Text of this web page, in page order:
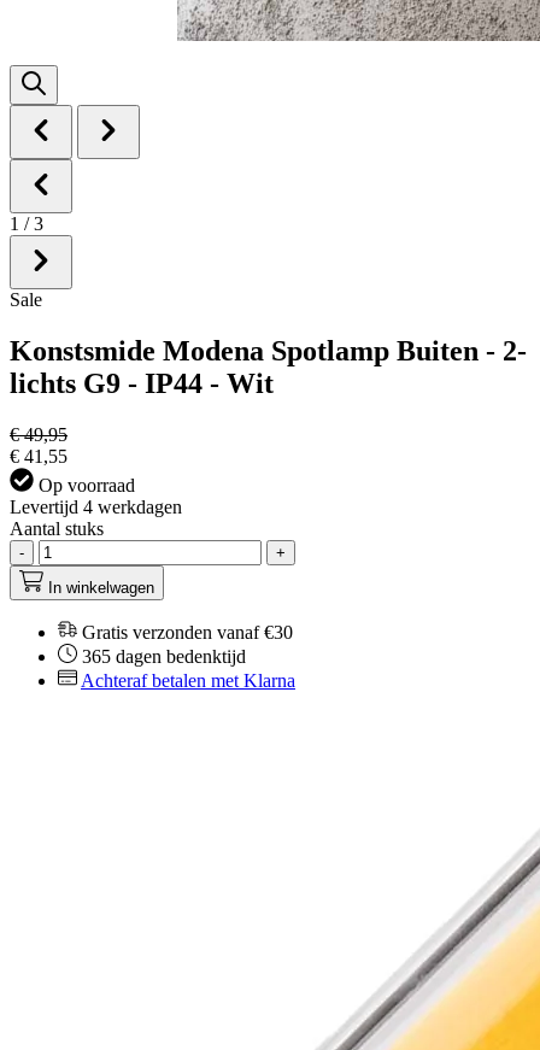
1 / 3
Sale
Konstsmide Modena Spotlamp Buiten - 2-
lichts G9 - IP44 - Wit
€ 49,95
€ 41,55
Op voorraad
Levertijd 4 werkdagen
Aantal stuks
-
+
In winkelwagen
Gratis verzonden vanaf €30
365 dagen bedenktijd
Achteraf betalen met Klarna